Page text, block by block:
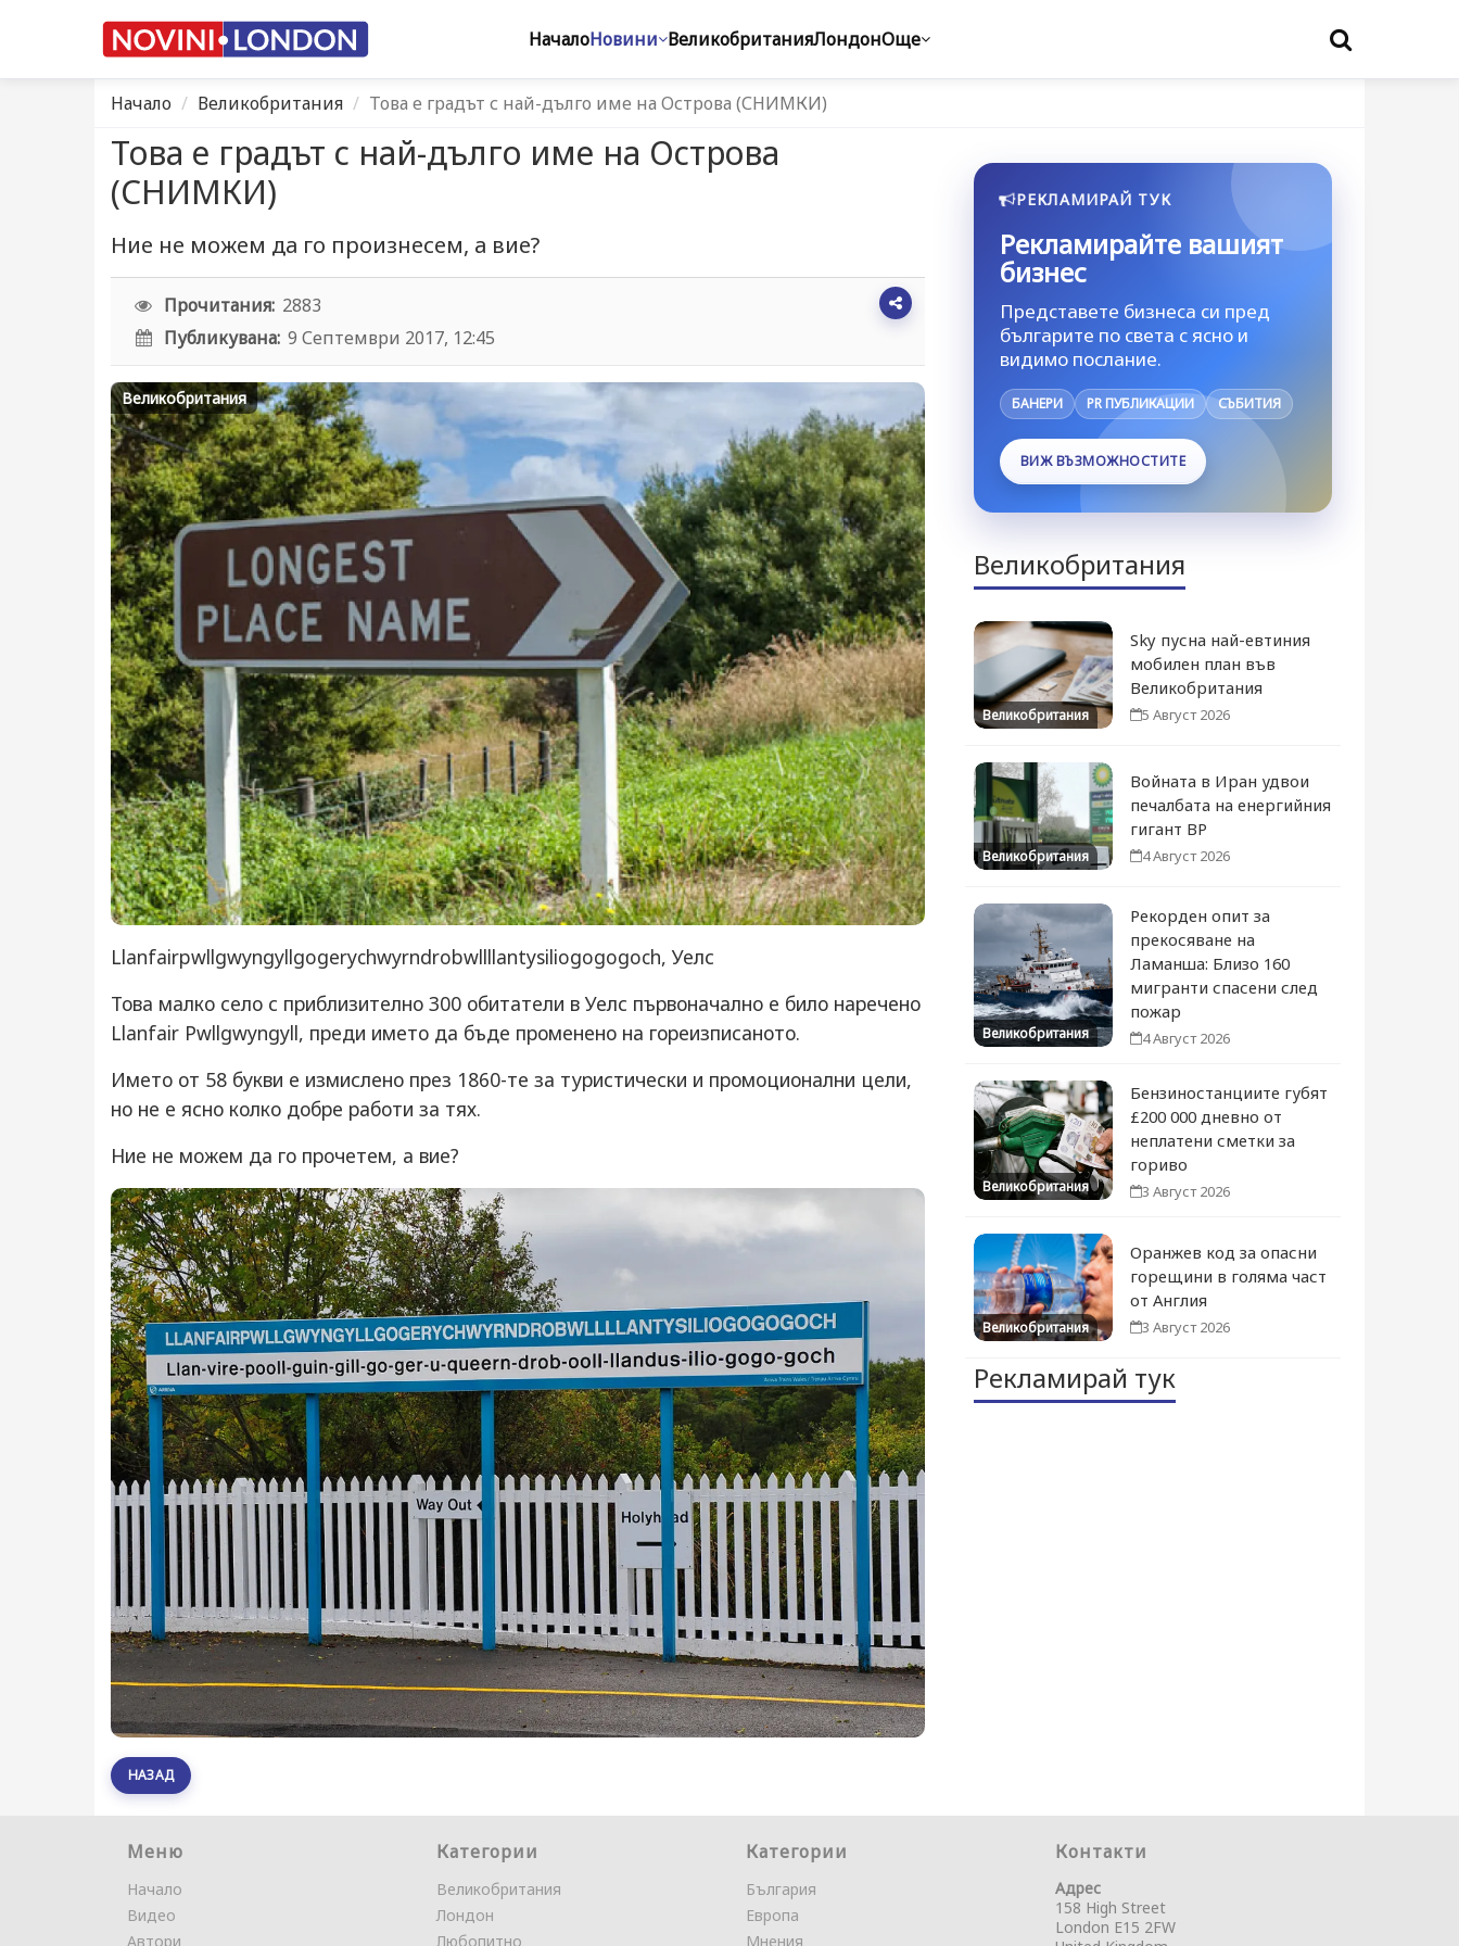
НачалоНовини ВеликобританияЛондонОще
Начало Великобритания Това е градът с най-дълго име на Острова (СНИМКИ)
Това е градът с най-дълго име на Острова
(СНИМКИ)
Ние не можем да го произнесем, а вие?
Прочитания: 2883
Публикувана: 9 Септември 2017, 12:45
Великобритания
Llanfairpwllgwyngyllgogerychwyrndrobwllllantysiliogogogoch, Уелс
Това малко село с приблизително 300 обитатели в Уелс първоначално е било наречено
Llanfair Pwllgwyngyll, преди името да бъде променено на гореизписаното.
Името от 58 букви е измислено през 1860-те за туристически и промоционални цели,
но не е ясно колко добре работи за тях.
Ние не можем да го прочетем, а вие?
НАЗАД
РЕКЛАМИРАЙ ТУК
Рекламирайте вашият
бизнес
Представете бизнеса си пред
българите по света с ясно и
видимо послание.
БАНЕРИ PR ПУБЛИКАЦИИ СЪБИТИЯ
ВИЖ ВЪЗМОЖНОСТИТЕ
Великобритания
Великобритания
Sky пусна най-евтиния
мобилен план във
Великобритания
5 Август 2026
Великобритания
Войната в Иран удвои
печалбата на енергийния
гигант BP
4 Август 2026
Великобритания
Рекорден опит за
прекосяване на
Ламанша: Близо 160
мигранти спасени след
пожар
4 Август 2026
Великобритания
Бензиностанциите губят
£200 000 дневно от
неплатени сметки за
гориво
3 Август 2026
Великобритания
Оранжев код за опасни
горещини в голяма част
от Англия
3 Август 2026
Рекламирай тук
Меню
Начало
Видео
Автори
Категории
Великобритания
Лондон
Любопитно
Категории
България
Европа
Мнения
Контакти
Адрес
158 High Street
London E15 2FW